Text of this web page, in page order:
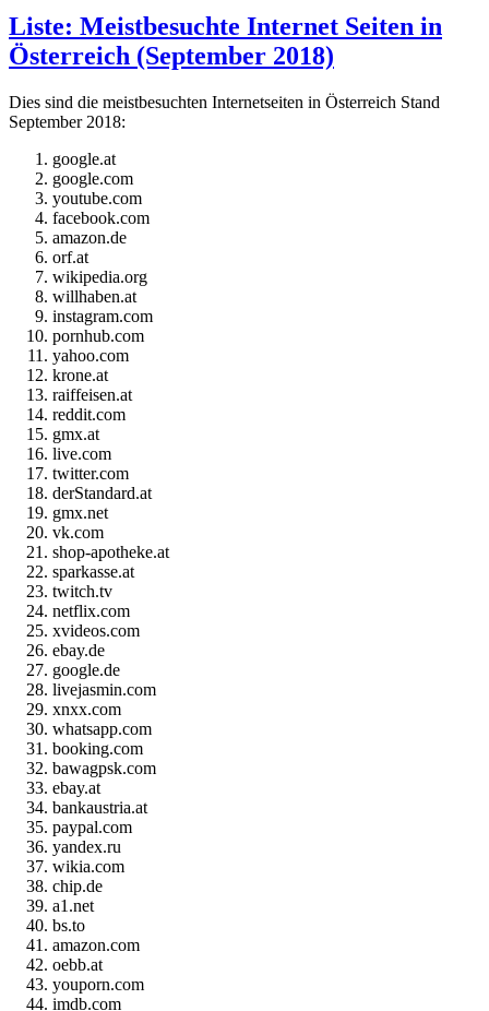
Liste: Meistbesuchte Internet Seiten in
Österreich (September 2018)
Dies sind die meistbesuchten Internetseiten in Österreich Stand
September 2018:
google.at
google.com
youtube.com
facebook.com
amazon.de
orf.at
wikipedia.org
willhaben.at
instagram.com
pornhub.com
yahoo.com
krone.at
raiffeisen.at
reddit.com
gmx.at
live.com
twitter.com
derStandard.at
gmx.net
vk.com
shop-apotheke.at
sparkasse.at
twitch.tv
netflix.com
xvideos.com
ebay.de
google.de
livejasmin.com
xnxx.com
whatsapp.com
booking.com
bawagpsk.com
ebay.at
bankaustria.at
paypal.com
yandex.ru
wikia.com
chip.de
a1.net
bs.to
amazon.com
oebb.at
youporn.com
imdb.com